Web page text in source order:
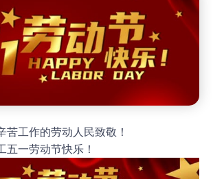
苦工作的劳动人民致敬！
五一劳动节快乐！